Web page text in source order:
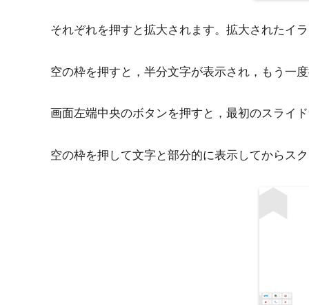
それぞれを押すと拡大されます。拡大されたイ
空の枠を押すと，半分文字が表示され，もう一
画面左端中央のボタンを押すと，最初のスライ
空の枠を押して文字と部分的に表示してからス